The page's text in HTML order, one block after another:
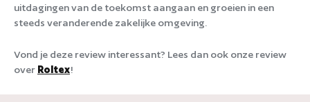
uitdagingen van de toekomst aangaan en groeien in een
steeds veranderende zakelijke omgeving.
Vond je deze review interessant? Lees dan ook onze review
over Roltex!